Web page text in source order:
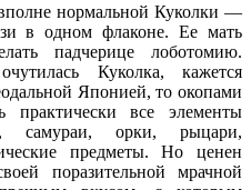
нормальной Куколки —
в одном флаконе. Ее мать
падчерице лоботомию.
Куколка, кажется
Японией, то окопами
практически все элементы
самураи, орки, рыцари,
предметы. Но ценен
поразительной мрачной